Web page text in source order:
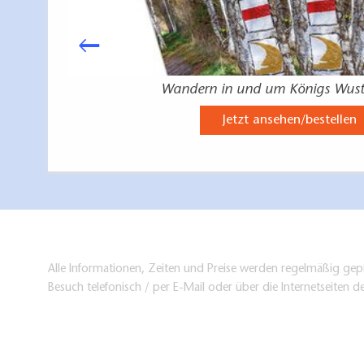
Wandern in und um Königs
Jetzt ansehen/bestellen
Alle Informationen, Zeiten und Preise werden regelmäßig
Besuch telefonisch / per E-Mail oder über die Internetseiten